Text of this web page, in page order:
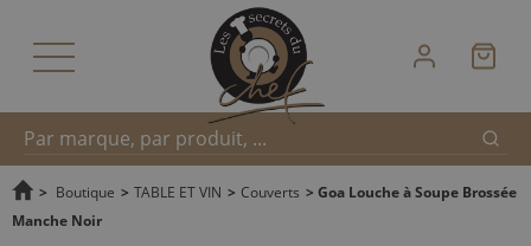
Recherche
> Boutique > TABLE ET VIN > Couverts > Goa Louche à Soupe Brossée
Manche Noir